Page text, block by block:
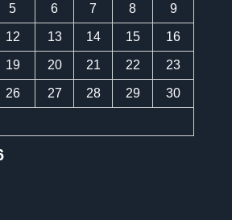
5 6 7 8 9
12 13 14 15 16
19 20 21 22 23
26 27 28 29 30